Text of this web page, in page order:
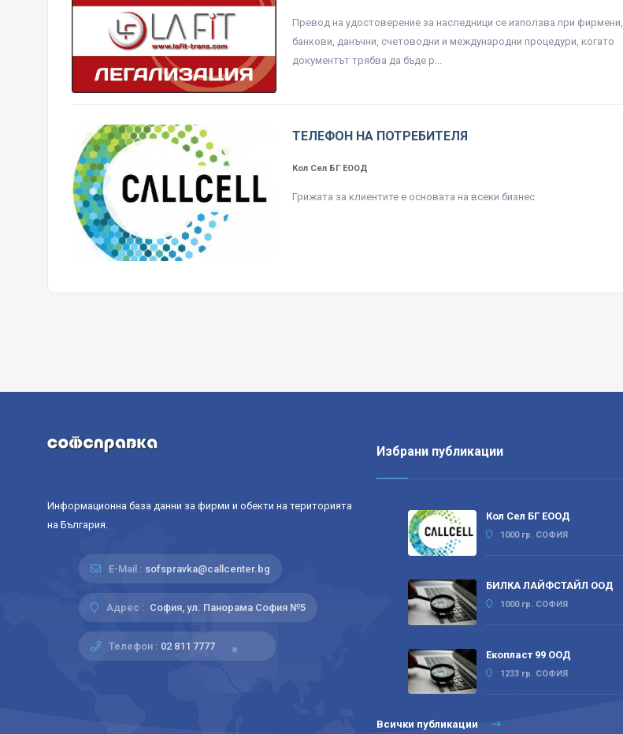
Превод на удостоверение за наследници се използва при фирмени,
банкови, данъчни, счетоводни и международни процедури, когато
документът трябва да бъде р...
ТЕЛЕФОН НА ПОТРЕБИТЕЛЯ
Кол Сел БГ ЕООД
Грижата за клиентите е основата на всеки бизнес
Информационна база данни за фирми и обекти на територията
на България.
E-Mail : sofspravka@callcenter.bg
Адрес : София, ул. Панорама София №5
Телефон : 02 811 7777
Избрани публикации
Кол Сел БГ ЕООД
1000 гр. СОФИЯ
БИЛКА ЛАЙФСТАЙЛ ООД
1000 гр. СОФИЯ
Екопласт 99 ООД
1233 гр. СОФИЯ
Всички публикации